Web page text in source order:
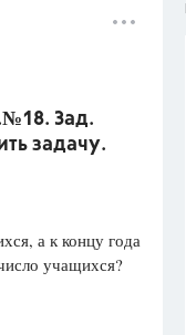
О.С.,
Зад.
задачу.
а к концу года
учащихся?